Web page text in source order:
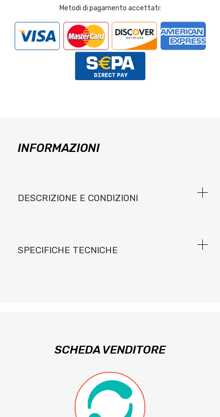
Metodi di pagamento accettati:
INFORMAZIONI
DESCRIZIONE E CONDIZIONI
SPECIFICHE TECNICHE
SCHEDA VENDITORE